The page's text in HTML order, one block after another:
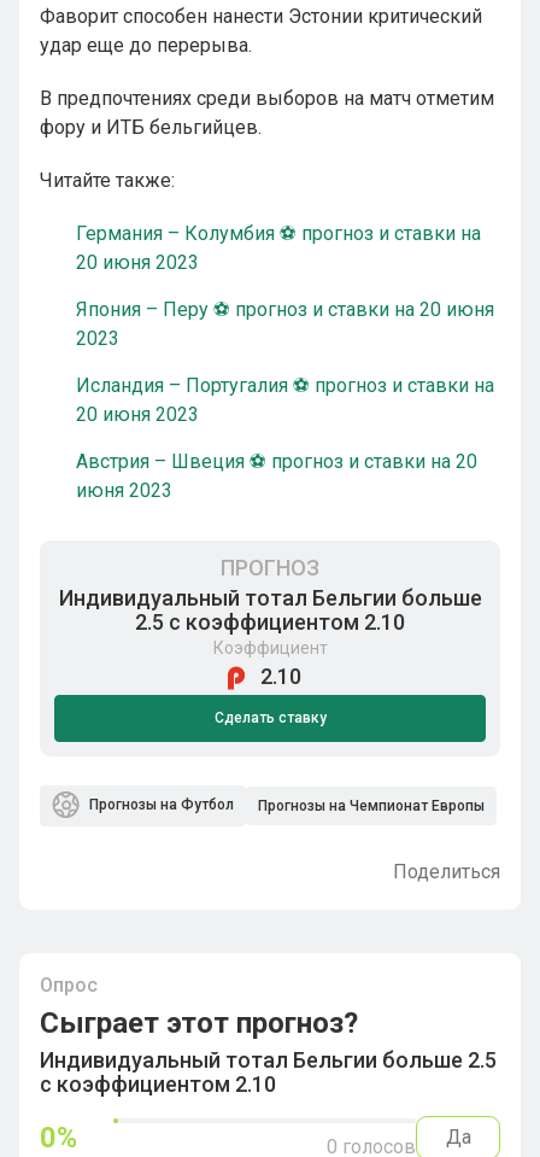
Фаворит способен нанести Эстонии критический
удар еще до перерыва.
В предпочтениях среди выборов на матч отметим
фору и ИТБ бельгийцев.
Читайте также:
Германия – Колумбия ⚽ прогноз и ставки на
20 июня 2023
Япония – Перу ⚽ прогноз и ставки на 20 июня
2023
Исландия – Португалия ⚽ прогноз и ставки на
20 июня 2023
Австрия – Швеция ⚽ прогноз и ставки на 20
июня 2023
ПРОГНОЗ
Индивидуальный тотал Бельгии больше
2.5 с коэффициентом 2.10
Коэффициент
2.10
Сделать ставку
Прогнозы на Футбол Прогнозы на Чемпионат Европы
Поделиться
Опрос
Сыграет этот прогноз?
Индивидуальный тотал Бельгии больше 2.5
с коэффициентом 2.10
0% 0 голосов Да